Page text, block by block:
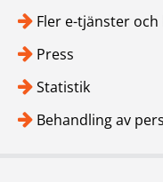
Fler e-tjänster
Press
Statistik
Behandling av